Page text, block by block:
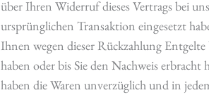
über Ihren Widerruf dieses Vertrags bei
ursprünglichen Transaktion eingesetzt
Ihnen wegen dieser Rückzahlung
haben oder bis Sie den Nachweis erbracht
haben die Waren unverzüglich und in